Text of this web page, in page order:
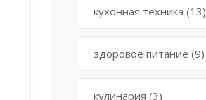
кухонная техника (13)
здоровое питание (9)
кулинария (3)